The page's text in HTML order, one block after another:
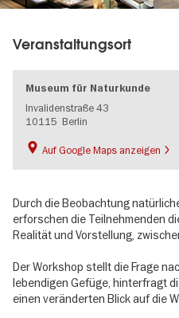
Veranstaltungsort
Museum für Naturkunde
Invalidenstraße 43
10115 Berlin
Auf Google Maps anzeigen
Durch die Beobachtung
erforschen die Teilnehmenden
Realität und Vorstellung,
Der Workshop stellt die Frage
lebendigen Gefüge, hinterfragt
einen veränderten Blick auf die